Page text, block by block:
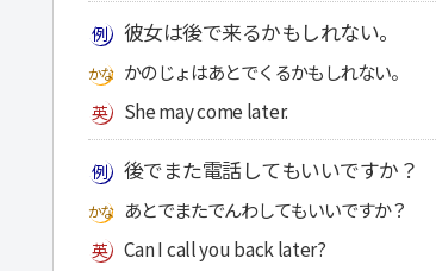
彼女は後で来るかもしれない。
かのじょはあとでくるかもしれない。
She may come later.
後でまた電話してもいいですか？
あとでまたでんわしてもいいですか？
Can I call you back later?